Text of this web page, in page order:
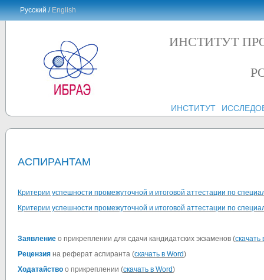
Русский /English
ИНСТИТУТ
ИНСТИТУТ
АСПИРАНТАМ
Критерии успешности промежуточной и итоговой аттестации по
Критерии успешности промежуточной и итоговой аттестации по
Заявление о прикреплении для сдачи кандидатских экзаменов (скачать
Рецензия на реферат аспиранта (скачать в Word)
Ходатайство о прикреплении (скачать в Word)